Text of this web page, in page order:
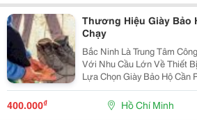
Thương Hiệu Giày Bảo
Chạy
Bắc Ninh Là Trung Tâm
Với Nhu Cầu Lớn Về Thiết
Lựa Chọn Giày Bảo Hộ Cần
Trường Làm Việc, Từ Cơ
Sạch, Điện Tử. Bài Viết
Thực Tế Về...
400.000₫ Hồ Chí Minh